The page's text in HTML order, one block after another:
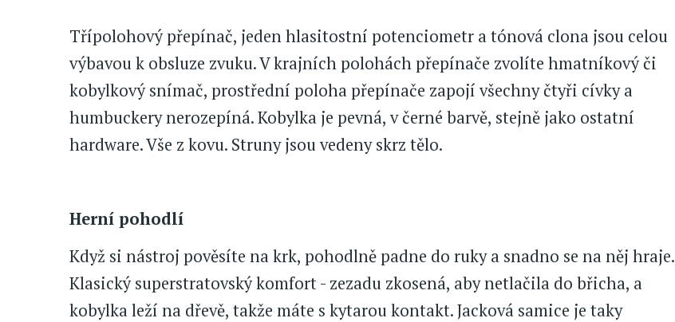
Třípolohový přepínač, jeden hlasitostní potenciometr a tónová clona jsou celou
výbavou k obsluze zvuku. V krajních polohách přepínače zvolíte hmatníkový či
kobylkový snímač, prostřední poloha přepínače zapojí všechny čtyři cívky a
humbuckery nerozepíná. Kobylka je pevná, v černé barvě, stejně jako ostatní
hardware. Vše z kovu. Struny jsou vedeny skrz tělo.
Herní pohodlí
Když si nástroj pověsíte na krk, pohodlně padne do ruky a snadno se na něj hraje.
Klasický superstratovský komfort - zezadu zkosená, aby netlačila do břicha, a
kobylka leží na dřevě, takže máte s kytarou kontakt. Jacková samice je taky